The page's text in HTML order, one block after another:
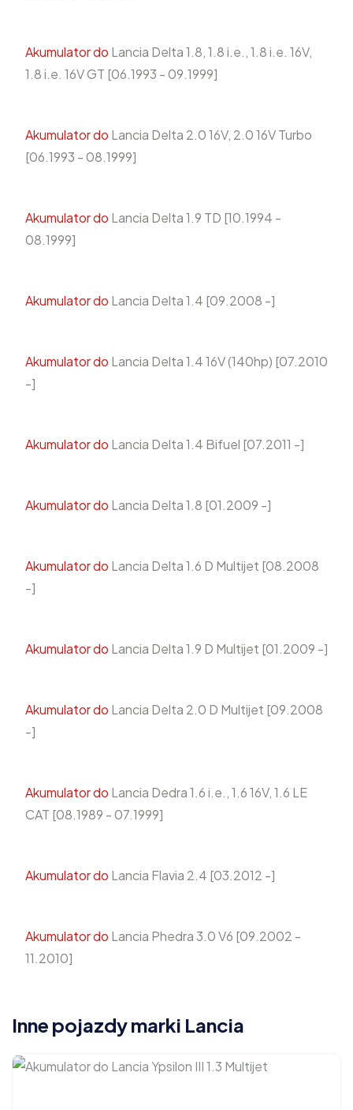
Akumulator do Lancia Delta 1.8, 1.8 i.e., 1.8 i.e. 16V,
1.8 i.e. 16V GT [06.1993 - 09.1999]
Akumulator do Lancia Delta 2.0 16V, 2.0 16V Turbo
[06.1993 - 08.1999]
Akumulator do Lancia Delta 1.9 TD [10.1994 -
08.1999]
Akumulator do Lancia Delta 1.4 [09.2008 -]
Akumulator do Lancia Delta 1.4 16V (140hp) [07.2010
-]
Akumulator do Lancia Delta 1.4 Bifuel [07.2011 -]
Akumulator do Lancia Delta 1.8 [01.2009 -]
Akumulator do Lancia Delta 1.6 D Multijet [08.2008
-]
Akumulator do Lancia Delta 1.9 D Multijet [01.2009 -]
Akumulator do Lancia Delta 2.0 D Multijet [09.2008
-]
Akumulator do Lancia Dedra 1.6 i.e., 1.6 16V, 1.6 LE
CAT [08.1989 - 07.1999]
Akumulator do Lancia Flavia 2.4 [03.2012 -]
Akumulator do Lancia Phedra 3.0 V6 [09.2002 -
11.2010]
Inne pojazdy marki Lancia